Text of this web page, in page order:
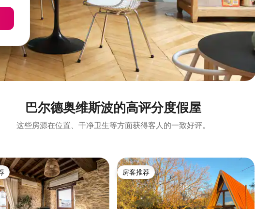
巴尔德奥维斯波的高评分度假屋
这些房源在位置、干净卫生等方面获得客人的一致好评。
房客推荐
房客推荐